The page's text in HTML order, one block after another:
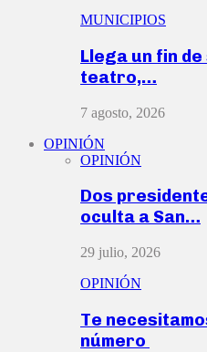
MUNICIPIOS
Llega un fin
teatro,…
7 agosto, 2026
OPINIÓN
OPINIÓN
Dos
oculta a San…
29 julio, 2026
OPINIÓN
Te
número